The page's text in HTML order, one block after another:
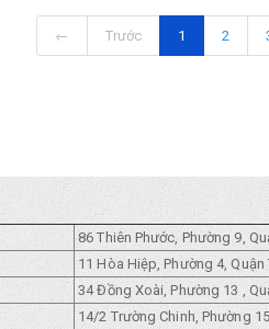
← Trước 1 2
86 Thiên Phước, Phường 9,
11 Hòa Hiệp, Phường 4, Quận
34 Đồng Xoài, Phường 13 ,
14/2 Trường Chinh, Phường